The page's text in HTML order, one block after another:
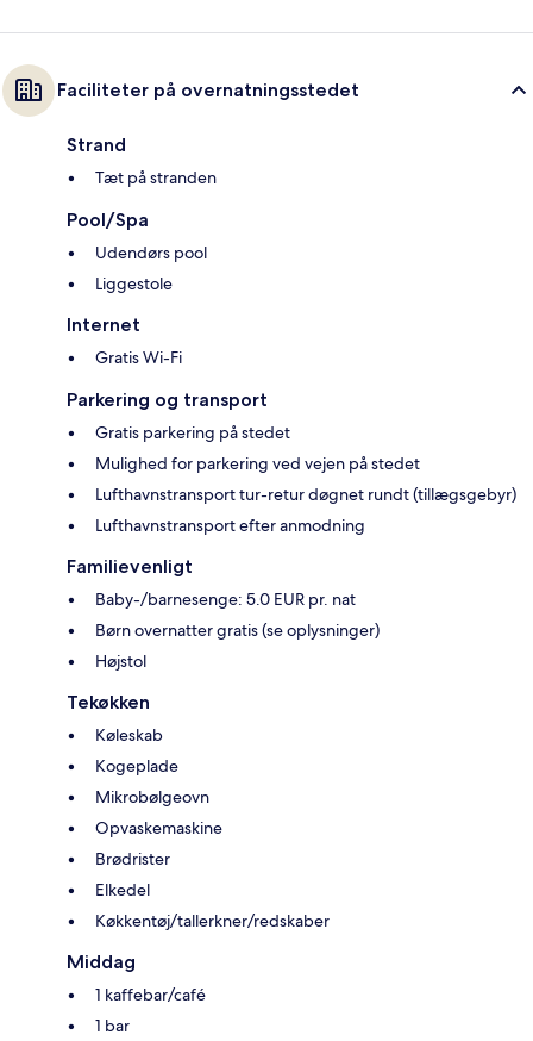
Faciliteter på overnatningsstedet
Strand
Tæt på stranden
Pool/Spa
Udendørs pool
Liggestole
Internet
Gratis Wi-Fi
Parkering og transport
Gratis parkering på stedet
Mulighed for parkering ved vejen på stedet
Lufthavnstransport tur-retur døgnet rundt (tillægsgebyr)
Lufthavnstransport efter anmodning
Familievenligt
Baby-/barnesenge: 5.0 EUR pr. nat
Børn overnatter gratis (se oplysninger)
Højstol
Tekøkken
Køleskab
Kogeplade
Mikrobølgeovn
Opvaskemaskine
Brødrister
Elkedel
Køkkentøj/tallerkner/redskaber
Middag
1 kaffebar/café
1 bar